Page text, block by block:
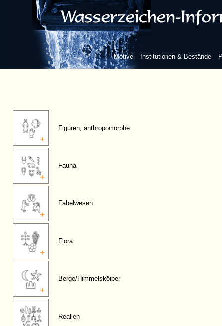
Motive Institutionen & Bestände
Figuren, anthropomorphe
Fauna
Fabelwesen
Flora
Berge/Himmelskörper
Realien